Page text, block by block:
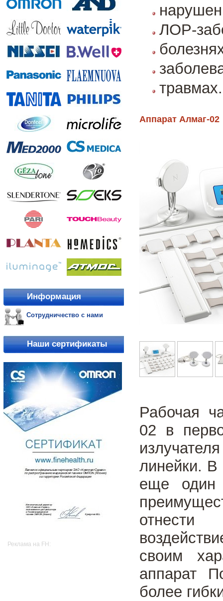
Информация
Сотрудничество с нами
Наши сертификаты
Реклама на FH:
ЛОР-
травмах.
Аппарат Алмаг-02
Рабочая
02 в
линейки. В
еще один
своим
аппарат
более